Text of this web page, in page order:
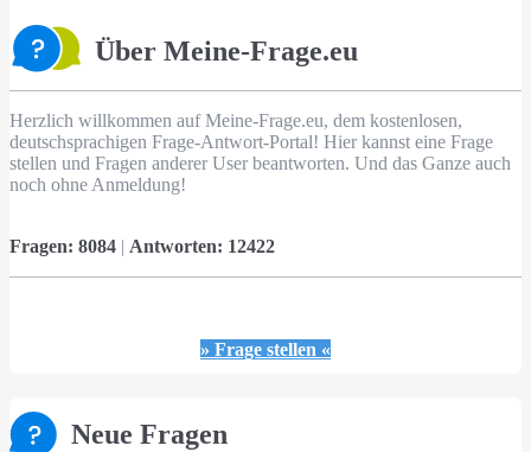
Über Meine-Frage.eu
Herzlich willkommen auf Meine-Frage.eu, dem kostenlosen,
deutschsprachigen Frage-Antwort-Portal! Hier kannst eine Frage
stellen und Fragen anderer User beantworten. Und das Ganze auch
noch ohne Anmeldung!
Fragen: 8084 | Antworten: 12422
» Frage stellen «
Neue Fragen